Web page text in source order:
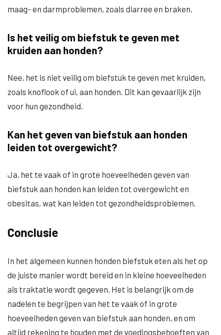
maag- en darmproblemen, zoals diarree en braken.
Is het veilig om biefstuk te geven met
kruiden aan honden?
Nee, het is niet veilig om biefstuk te geven met kruiden,
zoals knoflook of ui, aan honden. Dit kan gevaarlijk zijn
voor hun gezondheid.
Kan het geven van biefstuk aan honden
leiden tot overgewicht?
Ja, het te vaak of in grote hoeveelheden geven van
biefstuk aan honden kan leiden tot overgewicht en
obesitas, wat kan leiden tot gezondheidsproblemen.
Conclusie
In het algemeen kunnen honden biefstuk eten als het op
de juiste manier wordt bereid en in kleine hoeveelheden
als traktatie wordt gegeven. Het is belangrijk om de
nadelen te begrijpen van het te vaak of in grote
hoeveelheden geven van biefstuk aan honden, en om
altijd rekening te houden met de voedingsbehoeften van